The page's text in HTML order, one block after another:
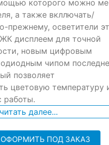
которого можно
а также вкллючать/
прежнему, осветители
дисплеем для точной
новым цифровым
чипом
позволяет
цветовую температуру
работы.
читать далее...
ОФОРМИТЬ ПОД ЗАКАЗ